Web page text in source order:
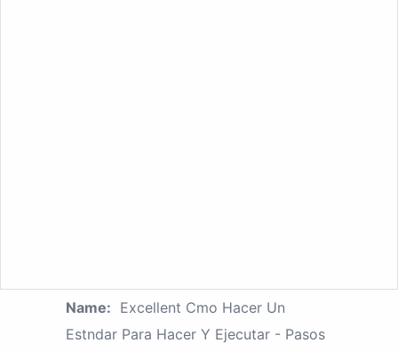
Name: Excellent Cmo Hacer Un
Estndar Para Hacer Y Ejecutar - Pasos